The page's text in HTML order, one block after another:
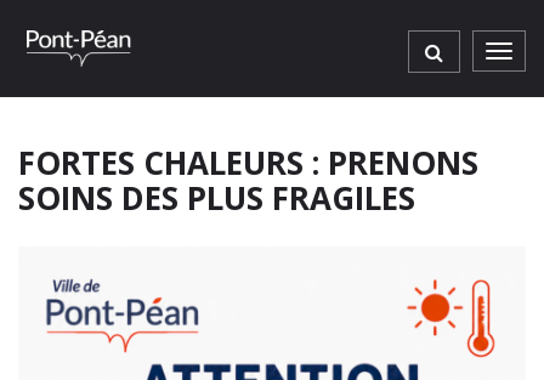
FORTES CHALEURS : PRENONS
SOINS DES PLUS FRAGILES